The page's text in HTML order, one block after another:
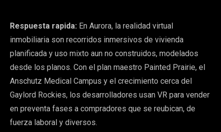
Respuesta rapida: En Aurora, la realidad virtual
inmobiliaria son recorridos inmersivos de vivienda
planificada y uso mixto aun no construidos, modelados
desde los planos. Con el plan maestro Painted Prairie, el
Anschutz Medical Campus y el crecimiento cerca del
Gaylord Rockies, los desarrolladores usan VR para vender
en preventa fases a compradores que se reubican, de
fuerza laboral y diversos.